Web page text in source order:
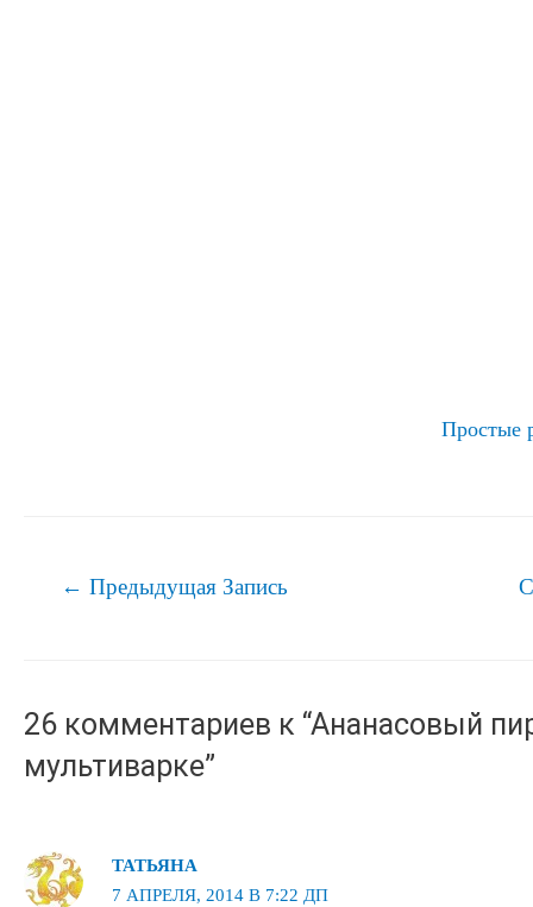
Простые
Навигация
← Предыдущая Запись
26 комментариев к “Ананасовый
мультиварке”
ТАТЬЯНА
7 АПРЕЛЯ, 2014 В 7:22 ДП